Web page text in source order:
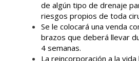
de algún tipo de drenaje
riesgos propios de toda
Se le colocará una venda
brazos que deberá llevar
4 semanas.
La reincorporación a la